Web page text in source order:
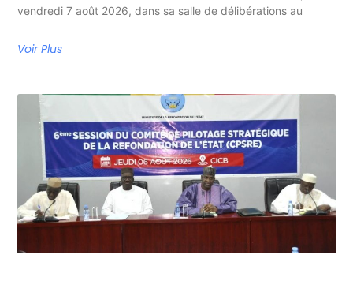
vendredi 7 août 2026, dans sa salle de délibérations au
Voir Plus